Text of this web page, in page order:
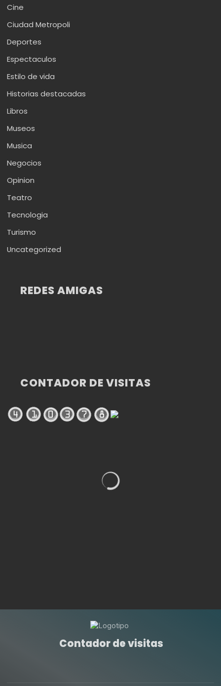
Cine
Ciudad Metropoli
Deportes
Espectaculos
Estilo de vida
Historias destacadas
Libros
Museos
Musica
Negocios
Opinion
Teatro
Tecnologia
Turismo
Uncategorized
REDES AMIGAS
CONTADOR DE VISITAS
Contador de visitas